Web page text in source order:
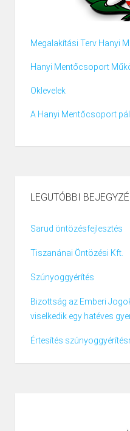
Megalakítási Terv Hanyi
Hanyi Mentőcsoport
Oklevelek
A Hanyi Mentőcsoport
LEGUTÓBBI
Sarud öntözésfejlesztés
Tiszanánai Öntözési Kft.
Szúnyoggyérítés
Bizottság az Emberi
viselkedik egy hatéves
Értesítés